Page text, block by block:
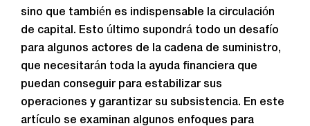
sino que también es indispensable la circulación
de capital. Esto último supondrá todo un desafío
para algunos actores de la cadena de suministro,
que necesitarán toda la ayuda financiera que
puedan conseguir para estabilizar sus
operaciones y garantizar su subsistencia. En este
artículo se examinan algunos enfoques para